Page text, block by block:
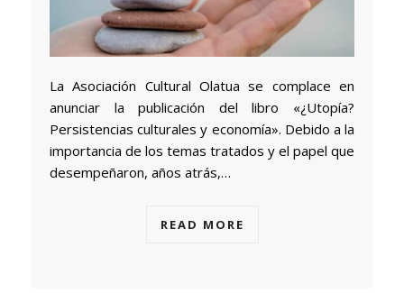
La Asociación Cultural Olatua se complace en
anunciar la publicación del libro «¿Utopía?
Persistencias culturales y economía». Debido a la
importancia de los temas tratados y el papel que
desempeñaron, años atrás,…
READ MORE